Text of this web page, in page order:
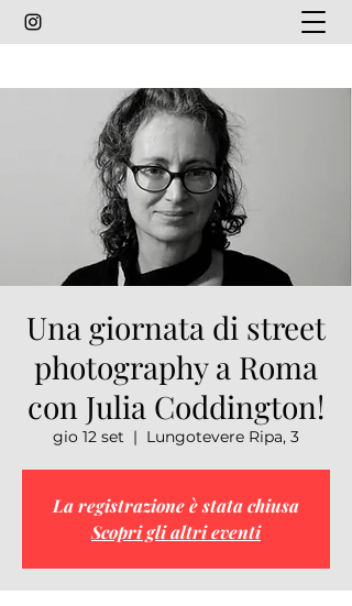
Una giornata di street
photography a Roma
con Julia Coddington!
gio 12 set
  |
Lungotevere Ripa, 3
La registrazione è stata chiusa
Scopri gli altri eventi